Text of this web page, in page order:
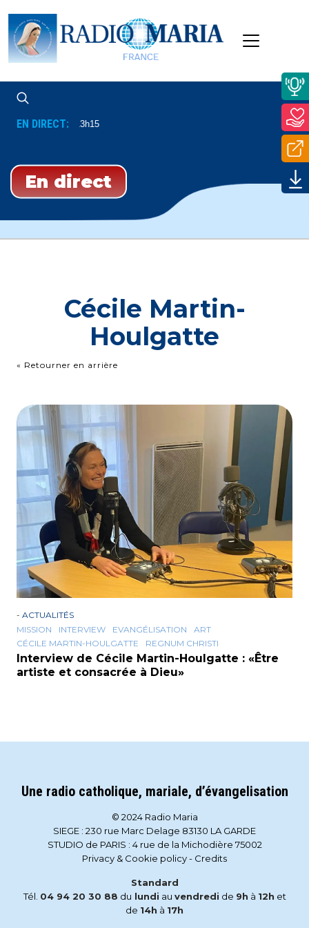
EN DIRECT:
Et Vendredi À 13h15
En direct
Cécile Martin-
Houlgatte
« Retourner en arrière
- ACTUALITÉS
MISSION
INTERVIEW EVANGÉLISATION
ART
CÉCILE MARTIN-HOULGATTE
REGNUM CHRISTI
Interview de Cécile Martin-Houlgatte : «Être
artiste et consacrée à Dieu»
Une radio catholique, mariale, d’évangelisation
© 2024 Radio Maria
SIEGE : 230 rue Marc Delage 83130 LA GARDE
STUDIO de PARIS : 4 rue de la Michodière 75002
Privacy & Cookie policy- Credits
Standard
Tél. 04 94 20 30 88 du lundi au vendredi de 9h à 12h et
de 14h à 17h